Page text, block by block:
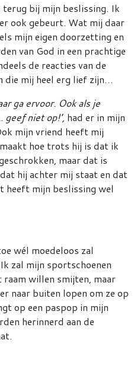
bij mijn beslissing. Ik
ook gebeurt. Wat mij daar
mijn eigen doorzetting en
van God in een prachtige
de reacties van de
die mij heel erg lief zijn…
ga ervoor. Ook als je
niet op!’, had er in mijn
mijn vriend heeft mij
hoe trots hij is dat ik
maar dat is
hij achter mij staat en dat
heeft mijn beslissing wel
wél moedeloos zal
zal mijn sportschoenen
willen smijten, maar
naar buiten lopen om ze op
op een paspop in mijn
herinnerd aan de